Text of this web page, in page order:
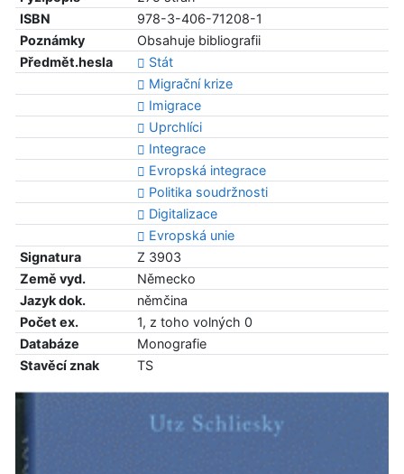
ISBN
978-3-406-71208-1
Poznámky
Obsahuje bibliografii
Předmět.hesla
Stát
Migrační krize
Imigrace
Uprchlíci
Integrace
Evropská integrace
Politika soudržnosti
Digitalizace
Evropská unie
Signatura
Z 3903
Země vyd.
Německo
Jazyk dok.
němčina
Počet ex.
1, z toho volných 0
Databáze
Monografie
Stavěcí znak
TS